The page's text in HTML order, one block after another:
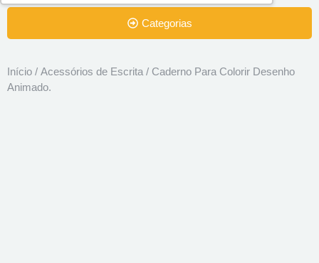
Categorias
Início / Acessórios de Escrita / Caderno Para Colorir Desenho
Animado.